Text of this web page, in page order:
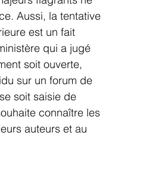
Aussi, la tentative
est un fait
qui a jugé
soit ouverte,
sur un forum de
soit saisie de
connaître les
auteurs et au